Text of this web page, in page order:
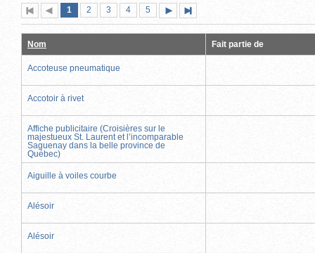
Première
page
Page
précédente
Page
1 (page
actuelle)
Page
2 Page
3 Page
4 Page
5
suivante
page
Nom Fait partie de
Accoteuse pneumatique
Accotoir à rivet
Affiche publicitaire (Croisières sur le
majestueux St. Laurent et l’incomparable
Saguenay dans la belle province de
Québec)
Aiguille à voiles courbe
Alésoir
Alésoir